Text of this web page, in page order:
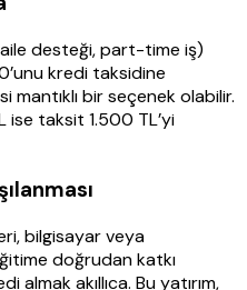
desteği, part-time iş)
kredi taksidine
mantıklı bir seçenek olabilir.
ise taksit 1.500 TL’yi
bilgisayar veya
doğrudan katkı
akıllıca. Bu yatırım,